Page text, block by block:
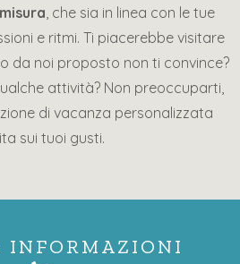
, che sia in linea con le tue
e ritmi. Ti piacerebbe visitare
da noi proposto non ti convince?
attività? Non preoccuparti,
di vacanza personalizzata
sui tuoi gusti.
INFORMAZIONI